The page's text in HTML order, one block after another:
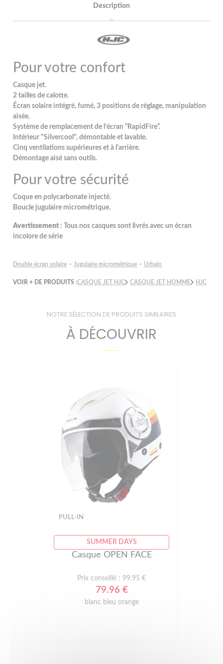
Description
Pour votre confort
Casque jet.
2 tailles de calotte.
Écran solaire intégré, fumé, 3 positions de réglage, manipulation
aisée.
Système de remplacement de l’écran “RapidFire”.
Intérieur "Silvercool", démontable et lavable.
Cinq ventilations supérieures et à l'arrière.
Démontage aisé sans outils.
Pour votre sécurité
Coque en polycarbonate injecté.
Boucle jugulaire micrométrique.
Avertissement : Tous nos casques sont livrés avec un écran
incolore de série
Double écran solaire - Jugulaire micrométrique - Urbain
VOIR + DE PRODUITS :CASQUE JET HJC CASQUE JET HOMME HJC
NOTRE SÉLECTION DE PRODUITS SIMILAIRES
À DÉCOUVRIR
PULL-IN
SUMMER DAYS
Casque OPEN FACE
Prix conseillé : 99.95 €
79.96 €
blanc bleu orange